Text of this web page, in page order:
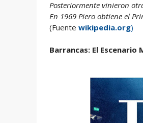
Posteriormente vinieron
En 1969 Piero obtiene el
(Fuente wikipedia.org)
Barrancas: El Escenario